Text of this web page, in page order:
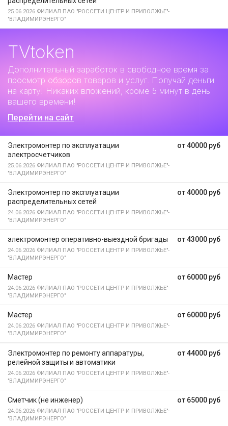
25.06.2026 ФИЛИАЛ ПАО "РОССЕТИ ЦЕНТР И ПРИВОЛЖЬЕ"-
"ВЛАДИМИРЭНЕРГО"
TVtoken
Дополнительный заработок в свободное время за
просмотр обзоров товаров и услуг. Получай деньги
на карту! Никаких вложений, кроме 5 минут в день
вашего времени!
Перейти на сайт
от 40000 руб
Электромонтер по эксплуатации
электросчетчиков
25.06.2026 ФИЛИАЛ ПАО "РОССЕТИ ЦЕНТР И ПРИВОЛЖЬЕ"-
"ВЛАДИМИРЭНЕРГО"
от 40000 руб
Электромонтер по эксплуатации
распределительных сетей
24.06.2026 ФИЛИАЛ ПАО "РОССЕТИ ЦЕНТР И ПРИВОЛЖЬЕ"-
"ВЛАДИМИРЭНЕРГО"
от 43000 руб
электромонтер оперативно-выездной бригады
24.06.2026 ФИЛИАЛ ПАО "РОССЕТИ ЦЕНТР И ПРИВОЛЖЬЕ"-
"ВЛАДИМИРЭНЕРГО"
от 60000 руб
Мастер
24.06.2026 ФИЛИАЛ ПАО "РОССЕТИ ЦЕНТР И ПРИВОЛЖЬЕ"-
"ВЛАДИМИРЭНЕРГО"
от 60000 руб
Мастер
24.06.2026 ФИЛИАЛ ПАО "РОССЕТИ ЦЕНТР И ПРИВОЛЖЬЕ"-
"ВЛАДИМИРЭНЕРГО"
от 44000 руб
Электромонтер по ремонту аппаратуры,
релейной защиты и автоматики
24.06.2026 ФИЛИАЛ ПАО "РОССЕТИ ЦЕНТР И ПРИВОЛЖЬЕ"-
"ВЛАДИМИРЭНЕРГО"
от 65000 руб
Сметчик (не инженер)
24.06.2026 ФИЛИАЛ ПАО "РОССЕТИ ЦЕНТР И ПРИВОЛЖЬЕ"-
"ВЛАДИМИРЭНЕРГО"